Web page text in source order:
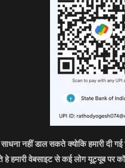
साधना नहीं डाल सकते क्योकि हमारी दी
हे हमारी वेबसाइट से कई लोग यूट्यूब पर